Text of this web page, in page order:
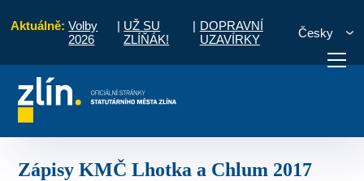
Aktuálně: Volby
2026
| UŽ SU
ZLÍŇÁK!
| DOPRAVNÍ
UZAVÍRKY
Česky
vyřídit Potřebuji zaplatit
Zápisy KMČ Lhotka a Chlum 2017